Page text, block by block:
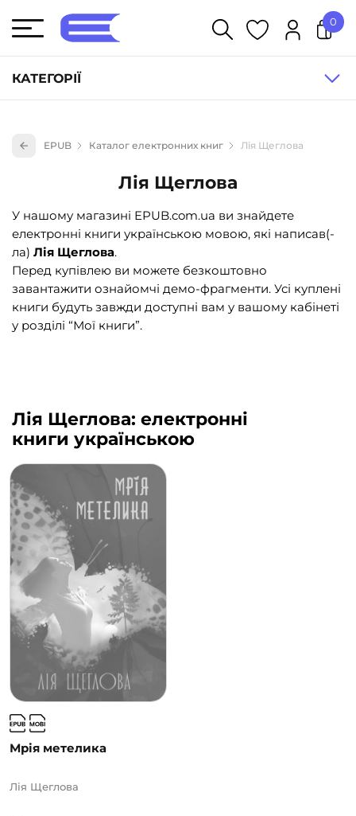
КАТЕГОРІЇ
Книги для дітей (835)
Книги для підлітків (240)
Науково-популярна література (1015)
Навчальна література та посібники (527)
Енциклопедії, довідники, словники (55)
Подарункові сертифікати (1)
0
EPUB Каталог електронних книг Лія Щеглова
Лія Щеглова
У нашому магазині EPUB.com.ua ви знайдете
електронні книги українською мовою, які написав(-
ла) Лія Щеглова.
Перед купівлею ви можете безкоштовно
завантажити ознайомчі демо-фрагменти. Усі куплені
книги будуть завжди доступні вам у вашому кабінеті
у розділі “Мої книги”.
Лія Щеглова: електронні
книги українською
Мрія метелика
Лія Щеглова